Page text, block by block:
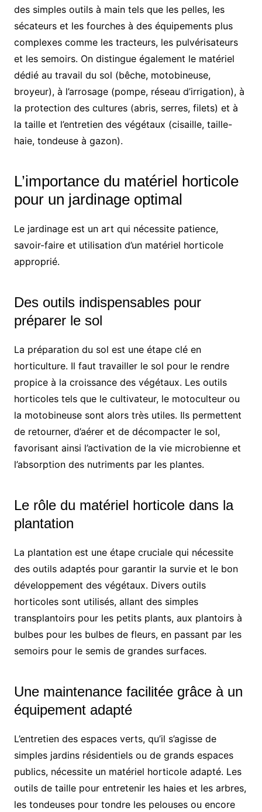
des simples outils à main tels que les pelles, les
sécateurs et les fourches à des équipements plus
complexes comme les tracteurs, les pulvérisateurs
et les semoirs. On distingue également le matériel
dédié au travail du sol (bêche, motobineuse,
broyeur), à l’arrosage (pompe, réseau d’irrigation), à
la protection des cultures (abris, serres, filets) et à
la taille et l’entretien des végétaux (cisaille, taille-
haie, tondeuse à gazon).
L’importance du matériel horticole
pour un jardinage optimal
Le jardinage est un art qui nécessite patience,
savoir-faire et utilisation d’un matériel horticole
approprié.
Des outils indispensables pour
préparer le sol
La préparation du sol est une étape clé en
horticulture. Il faut travailler le sol pour le rendre
propice à la croissance des végétaux. Les outils
horticoles tels que le cultivateur, le motoculteur ou
la motobineuse sont alors très utiles. Ils permettent
de retourner, d’aérer et de décompacter le sol,
favorisant ainsi l’activation de la vie microbienne et
l’absorption des nutriments par les plantes.
Le rôle du matériel horticole dans la
plantation
La plantation est une étape cruciale qui nécessite
des outils adaptés pour garantir la survie et le bon
développement des végétaux. Divers outils
horticoles sont utilisés, allant des simples
transplantoirs pour les petits plants, aux plantoirs à
bulbes pour les bulbes de fleurs, en passant par les
semoirs pour le semis de grandes surfaces.
Une maintenance facilitée grâce à un
équipement adapté
L’entretien des espaces verts, qu’il s’agisse de
simples jardins résidentiels ou de grands espaces
publics, nécessite un matériel horticole adapté. Les
outils de taille pour entretenir les haies et les arbres,
les tondeuses pour tondre les pelouses ou encore